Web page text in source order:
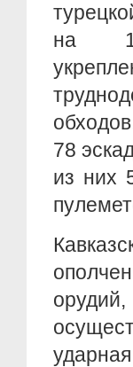
на
78
из них